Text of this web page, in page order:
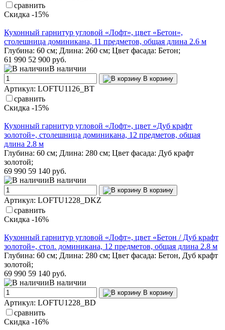
сравнить
Скидка -15%
Кухонный гарнитур угловой «Лофт», цвет «Бетон»,
столешница доминикана, 11 предметов, общая длина 2.6 м
Глубина: 60 см; Длина: 260 см; Цвет фасада: Бетон;
61 990 52 900 руб.
В наличии
В корзину
Артикул: LOFTU1126_BT
сравнить
Скидка -15%
Кухонный гарнитур угловой «Лофт», цвет «Дуб крафт
золотой», столешница доминикана, 12 предметов, общая
длина 2.8 м
Глубина: 60 см; Длина: 280 см; Цвет фасада: Дуб крафт
золотой;
69 990 59 140 руб.
В наличии
В корзину
Артикул: LOFTU1228_DKZ
сравнить
Скидка -16%
Кухонный гарнитур угловой «Лофт», цвет «Бетон / Дуб крафт
золотой», стол. доминикана, 12 предметов, общая длина 2.8 м
Глубина: 60 см; Длина: 280 см; Цвет фасада: Бетон, Дуб крафт
золотой;
69 990 59 140 руб.
В наличии
В корзину
Артикул: LOFTU1228_BD
сравнить
Скидка -16%